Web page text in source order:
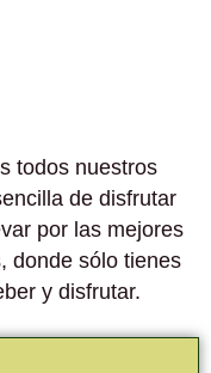
todos nuestros
de disfrutar
por las mejores
donde sólo tienes
y disfrutar.